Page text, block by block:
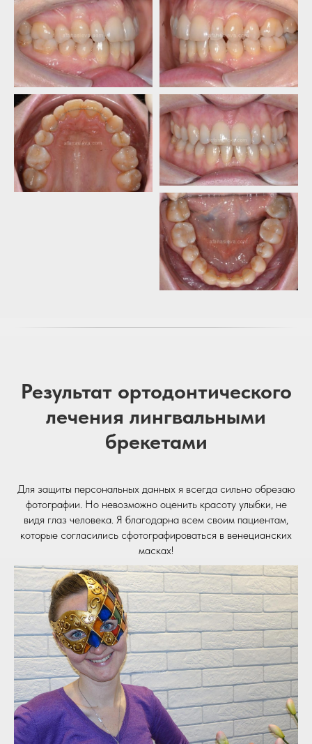
Результат ортодонтического
лечения лингвальными
брекетами
Для защиты персональных данных я всегда сильно обрезаю
фотографии. Но невозможно оценить красоту улыбки, не
видя глаз человека. Я благодарна всем своим пациентам,
которые согласились сфотографироваться в венецианских
масках!